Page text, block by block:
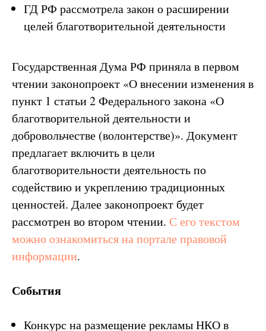
ГД РФ рассмотрела закон о расширении
целей благотворительной деятельности
Государственная Дума РФ приняла в первом
чтении законопроект «О внесении изменения в
пункт 1 статьи 2 Федерального закона «О
благотворительной деятельности и
добровольчестве (волонтерстве)». Документ
предлагает включить в цели
благотворительности деятельность по
содействию и укреплению традиционных
ценностей. Далее законопроект будет
рассмотрен во втором чтении. С его текстом
можно ознакомиться на портале правовой
информации.
События
Конкурс на размещение рекламы НКО в